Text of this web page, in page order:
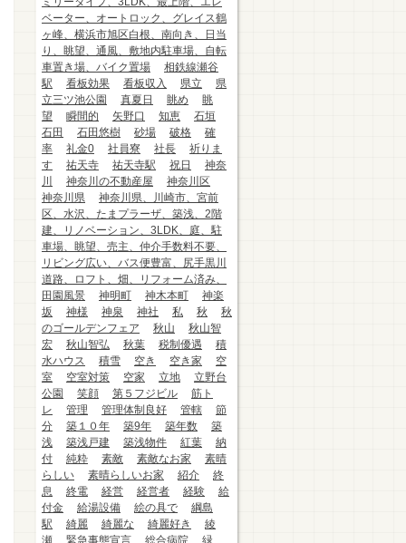
ベーター、オートロック、グレイス鶴
ヶ峰、横浜市旭区白根、南向き、日当
り、眺望、通風、敷地内駐車場、自転
車置き場、バイク置場
相鉄線瀬谷
駅
看板効果 看板収入 県立
県
立三ツ池公園
真夏日 眺め
眺
望
瞬間的 矢野口 知恵
石垣
石田
石田悠樹 砂場 破格
確
率
礼金0 社員寮 社長
祈りま
す
祐天寺 祐天寺駅 祝日
神奈
川
神奈川の不動産屋
神奈川区
神奈川県
神奈川県、川崎市、宮前
区、水沢、たまプラーザ、築浅、2階
建、リノベーション、3LDK、庭、駐
車場、眺望、売主、仲介手数料不要、
リビング広い、バス便豊富、尻手黒川
道路、ロフト、畑、リフォーム済み、
田園風景
神明町 神木本町
神楽
坂
神様 神泉 神社 私 秋
秋
のゴールデンフェア
秋山
秋山智
宏
秋山智弘 秋葉 税制優遇
積
水ハウス
積雪 空き 空き家
空
室
空室対策 空家 立地
立野台
公園
笑顔 第５フジビル
筋ト
レ
管理 管理体制良好 管轄
節
分
築１０年 築9年 築年数
築
浅
築浅戸建 築浅物件 紅葉
納
付
純粋 素敵 素敵なお家
素晴
らしい
素晴らしいお家 紹介
終
息
終電 経営 経営者 経験
給
付金
給湯設備 絵の具で
綱島
駅
綺麗 綺麗な 綺麗好き
綾
瀬
緊急事態宣言 総合病院
緑